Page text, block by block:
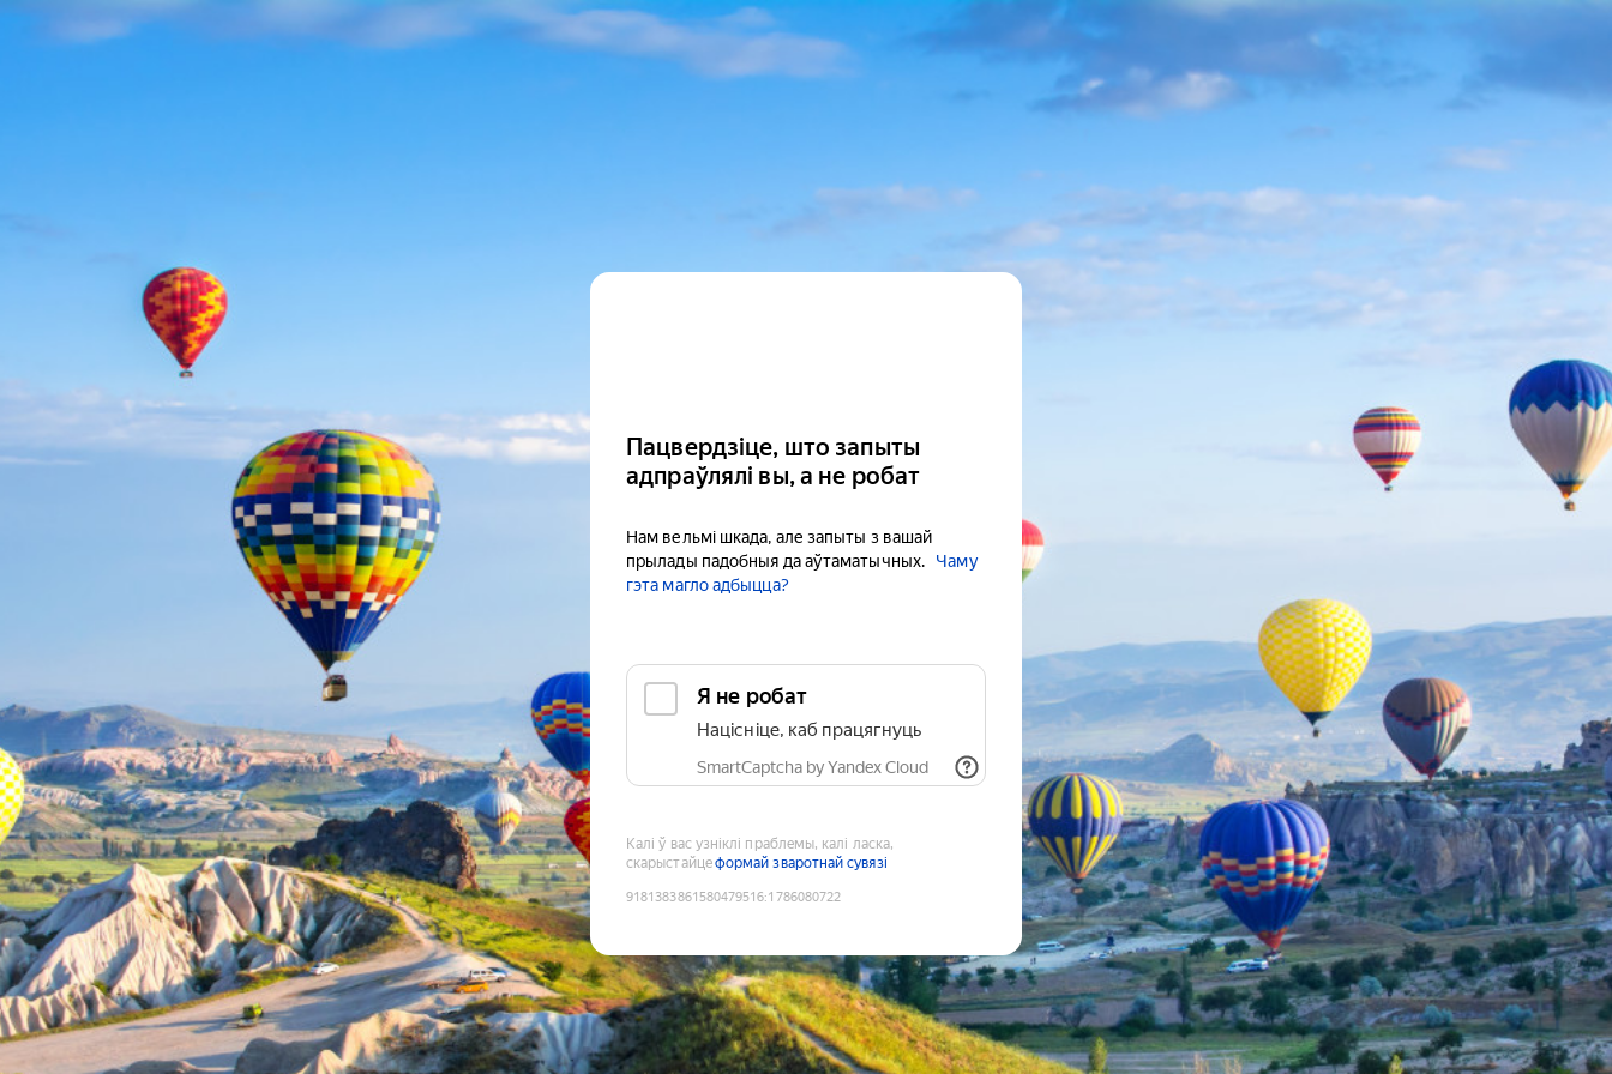
Пацвердзіце, што запыты
адпраўлялі вы, а не робат
Нам вельмі шкада, але запыты з вашай
прылады падобныя да аўтаматычных.
Чаму
гэта магло адбыцца?
Я не робат
Націсніце, каб працягнуць
SmartCaptcha by Yandex Cloud
Калі ў вас узніклі праблемы, калі ласка,
скарыстайцеформай зваротнай сувязі
9181383861580479516:1786080722